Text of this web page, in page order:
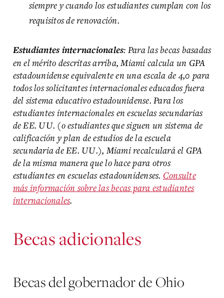
siempre y cuando los estudiantes cumplan con los
requisitos de renovación.
Estudiantes internacionales: Para las becas basadas
en el mérito descritas arriba, Miami calcula un GPA
estadounidense equivalente en una escala de 4,0 para
todos los solicitantes internacionales educados fuera
del sistema educativo estadounidense. Para los
estudiantes internacionales en escuelas secundarias
de EE. UU. (o estudiantes que siguen un sistema de
calificación y plan de estudios de la escuela
secundaria de EE. UU.), Miami recalculará el GPA
de la misma manera que lo hace para otros
estudiantes en escuelas estadounidenses. Consulte
más información sobre las becas para estudiantes
internacionales.
Becas adicionales
Becas del gobernador de Ohio